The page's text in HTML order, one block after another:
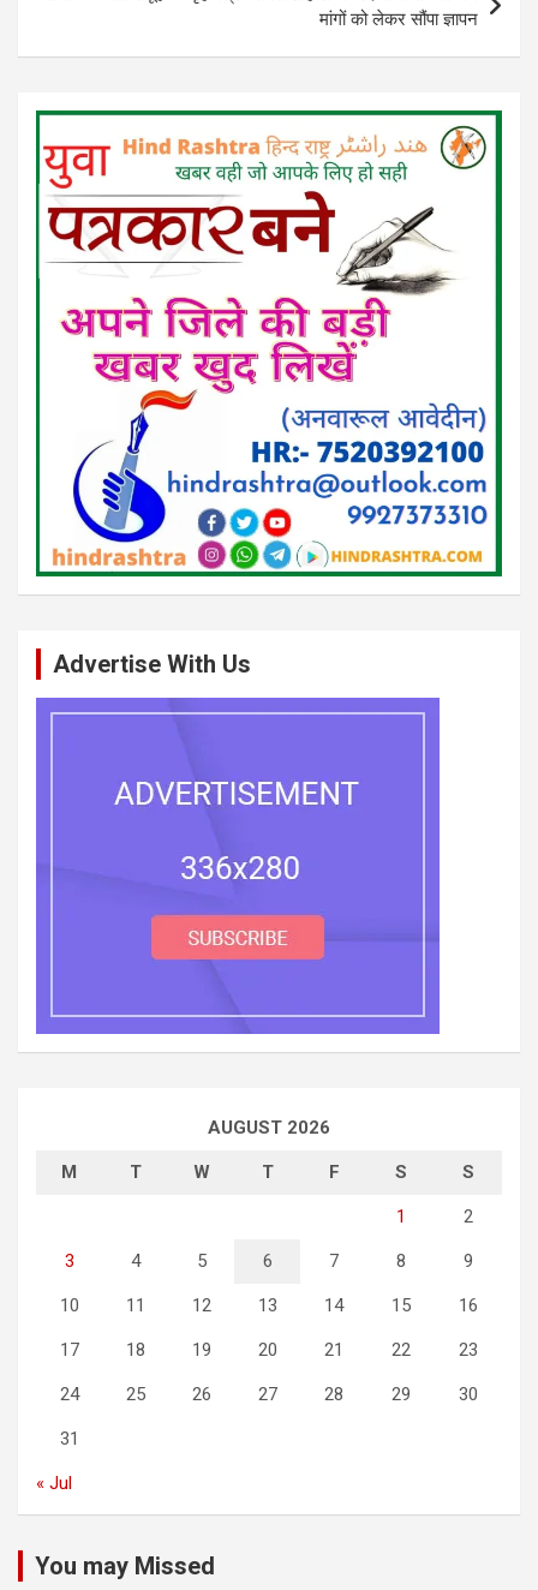
मांगों को लेकर सौंपा ज्ञापन
Advertise With Us
AUGUST 2026
M T W T F S S
1 2
3 4 5 6 7 8 9
10 11 12 13 14 15 16
17 18 19 20 21 22 23
24 25 26 27 28 29 30
31
« Jul
You may Missed